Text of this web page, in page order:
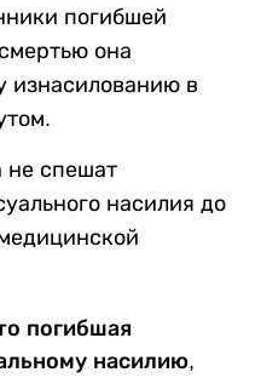
погибшей
она
изнасилованию в
не спешат
насилия до
погибшая
насилию,